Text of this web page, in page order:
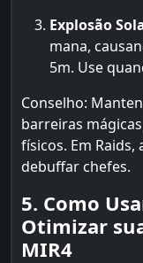
Explosão
mana,
5m. Use
Conselho:
barreiras
físicos. Em Raids,
debuffar chefes.
5. Como
Otimizar
MIR4